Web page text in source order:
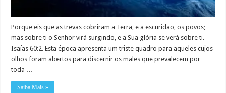
Porque eis que as trevas cobriram a Terra, e a escuridão, os povos;
mas sobre ti o Senhor virá surgindo, e a Sua glória se verá sobre ti.
Isaías 60:2. Esta época apresenta um triste quadro para aqueles cujos
olhos foram abertos para discernir os males que prevalecem por
toda …
Saiba Mais »